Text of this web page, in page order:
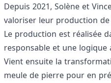
Depuis 2021, Solène et
valoriser leur production de
Le production est réalisée
responsable et une logique
Vient ensuite la
meule de pierre pour en